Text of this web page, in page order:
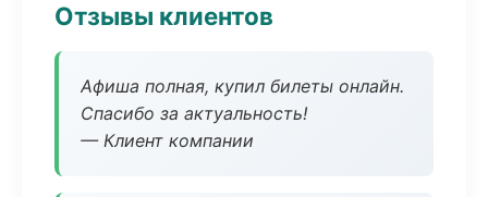
Отзывы клиентов
Афиша полная, купил билеты онлайн.
Спасибо за актуальность!
— Клиент компании